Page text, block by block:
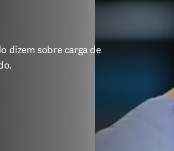
dizem sobre carga de